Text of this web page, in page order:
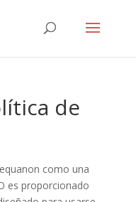
de
como una
es proporcionado